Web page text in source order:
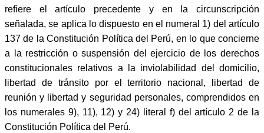
refiere el artículo precedente y en la circunscripción
señalada, se aplica lo dispuesto en el numeral 1) del artículo
137 de la Constitución Política del Perú, en lo que concierne
a la restricción o suspensión del ejercicio de los derechos
constitucionales relativos a la inviolabilidad del domicilio,
libertad de tránsito por el territorio nacional, libertad de
reunión y libertad y seguridad personales, comprendidos en
los numerales 9), 11), 12) y 24) literal f) del artículo 2 de la
Constitución Política del Perú.